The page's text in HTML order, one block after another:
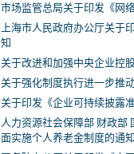
市场监管总局关于印发《网
上海市人民政府办公厅关于
知
关于改进和加强中央企业控
关于强化制度执行进一步推
关于印发《企业可持续披
人力资源社会保障部 财政部
面实施个人养老金制度的通